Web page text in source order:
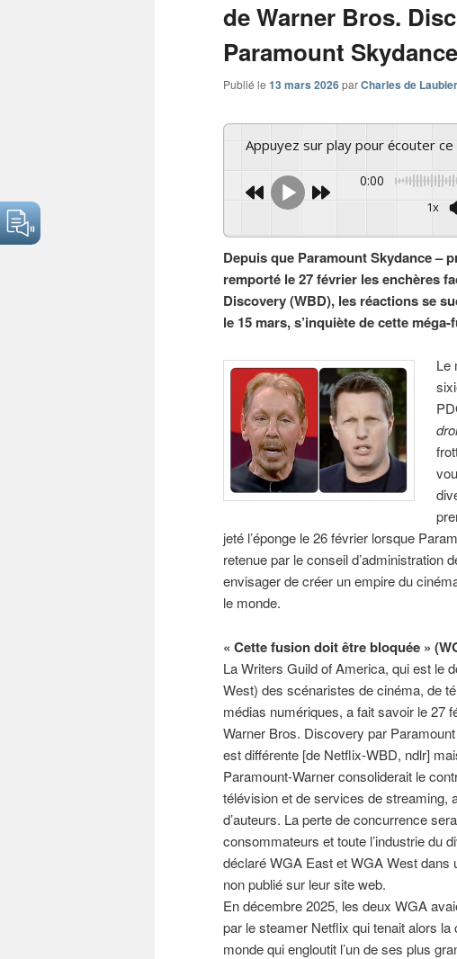
de Warner Bros.
Paramount Skydance
Publié le 13 mars 2026parCharles de Laubier
Appuyez sur play pour écouter
0:00
1x
Depuis que Paramount Skydance –
remporté le 27 février les enchères
Discovery (WBD), les réactions se
le 15 mars, s’inquiète de cette
Le
jeté l’éponge le 26 février lorsque
retenue par le conseil d’administration
envisager de créer un empire du
le monde.
« Cette fusion doit être bloquée »
La Writers Guild of America, qui est le
West) des scénaristes de cinéma, de
médias numériques, a fait savoir le 27
Warner Bros. Discovery par
est différente [de Netflix-WBD, ndlr]
Paramount-Warner consoliderait le
télévision et de services de streaming,
d’auteurs. La perte de concurrence
consommateurs et toute l’industrie du
déclaré WGA East et WGA West
non publié sur leur site web.
En décembre 2025, les deux WGA
par le steamer Netflix qui tenait alors
monde qui engloutit l’un de ses plus